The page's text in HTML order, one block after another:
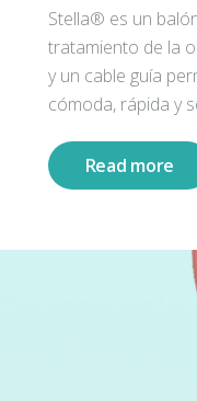
Stella® es un
tratamiento de la
y un cable guía
cómoda, rápida y
Read more